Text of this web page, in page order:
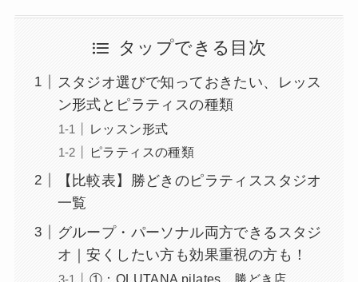
タップできる目次
スタジオ選びで知っておきたい、レッス
ン形式とピラティスの種類
レッスン形式
ピラティスの種類
【比較表】勝どきのピラティススタジオ
一覧
グループ・パーソナル両方できるスタジ
オ｜安くしたい方も効果重視の方も！
①：OLUTANA pilates 勝どき店